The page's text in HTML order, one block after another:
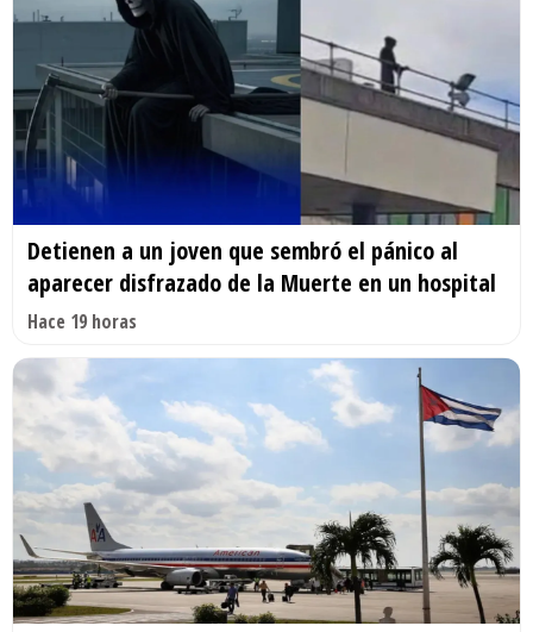
Detienen a un joven que sembró el pánico al
aparecer disfrazado de la Muerte en un hospital
Hace 19 horas